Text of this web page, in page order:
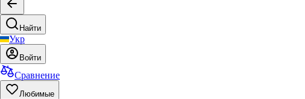
Найти
Укр
Войти
Сравнение
Любимые